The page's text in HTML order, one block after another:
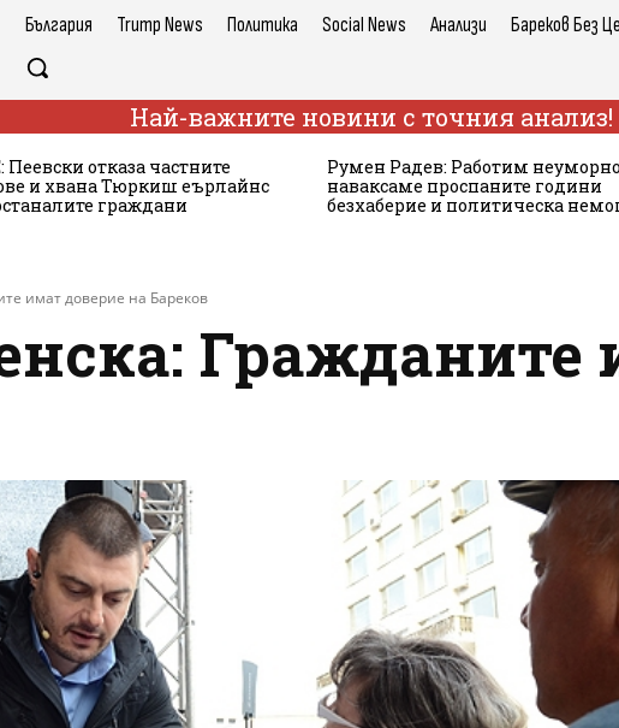
България Trump News Политика Social News Анализи Бареков Без
Най-важните новини с точния анализ!
Пеевски отказа частните
и хвана Тюркиш еърлайнс
граждани
Румен Радев: Работим
наваксаме проспаните години
безхаберие и политическа
имат доверие на Бареков
Гражданите